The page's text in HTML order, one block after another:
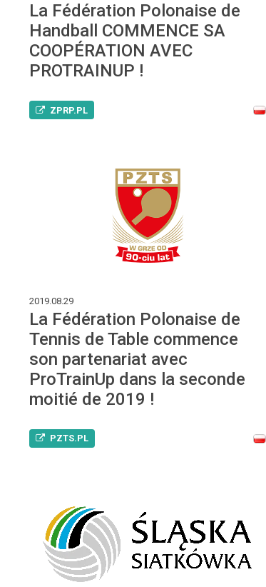
La Fédération Polonaise de
Handball COMMENCE SA
COOPÉRATION AVEC
PROTRAINUP !
ZPRP.PL
2019.08.29
La Fédération Polonaise de
Tennis de Table commence
son partenariat avec
ProTrainUp dans la seconde
moitié de 2019 !
PZTS.PL